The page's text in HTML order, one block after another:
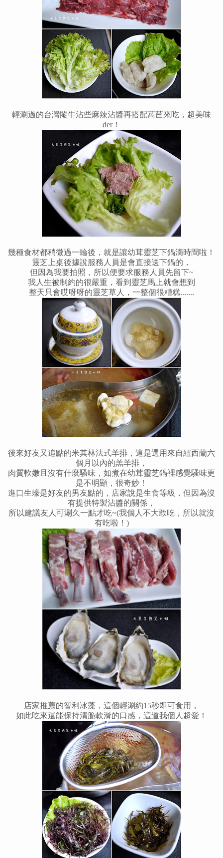
輕涮過的台灣閹牛沾些麻辣沾醬再搭配萵苣來吃，超美味
der！
幾種食材都稍微過一輪後，就是讓幼茸靈芝下鍋滴時間啦 ！
靈芝上桌後據說服務人員是會直接送下鍋的，
但因為我要拍照，所以便要求服務人員先留下~
我人生被制約的很嚴重，看到靈芝馬上就會想到
整天只會哎呀呀的靈芝草人，一整個很糟糕.......
後來好友又追點的米其林法式羊排，這是選用來自紐西蘭六
個月以內的羔羊排，
肉質軟嫩且沒有什麼騷味，如煮在幼茸靈芝鍋裡感覺騷味更
是不明顯，很奇妙 ！
進口生蠔是好友的男友點的，店家說是生食等級，但因為沒
有提供特製沾醬的關係，
所以建議友人可涮久一點才吃~(我個人不大敢吃，所以就沒
有吃啦 ！ )
店家推薦的智利冰藻，這個輕涮約15秒即可食用，
如此吃來還能保持清脆軟滑的口感，這道我個人超愛 ！